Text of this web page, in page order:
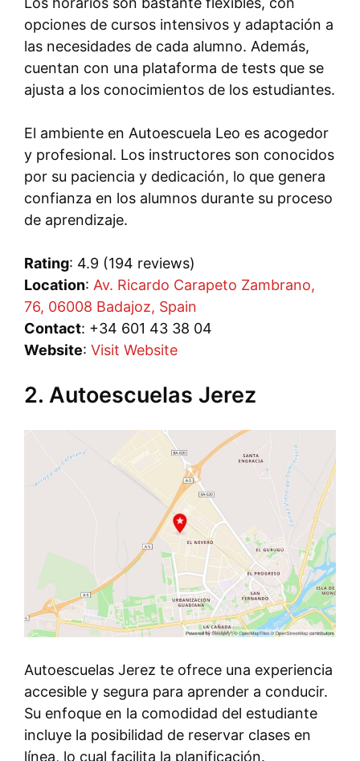
opciones de cursos intensivos y adaptación a
las necesidades de cada alumno. Además,
cuentan con una plataforma de tests que se
ajusta a los conocimientos de los estudiantes.
El ambiente en Autoescuela Leo es acogedor
y profesional. Los instructores son conocidos
por su paciencia y dedicación, lo que genera
confianza en los alumnos durante su proceso
de aprendizaje.
Rating: 4.9 (194 reviews)
Location: Av. Ricardo Carapeto Zambrano,
76, 06008 Badajoz, Spain
Contact: +34 601 43 38 04
Website: Visit Website
2. Autoescuelas Jerez
Autoescuelas Jerez te ofrece una experiencia
accesible y segura para aprender a conducir.
Su enfoque en la comodidad del estudiante
incluye la posibilidad de reservar clases en
línea, lo cual facilita la planificación.